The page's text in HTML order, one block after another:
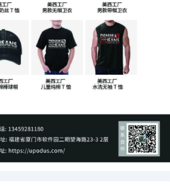
为薄弱或确实实施了侵权行为，在此情
为切实的应对路径。原告通常会在TRO
联系被告，确认被告的和解意向。
业诉讼成本、减少负面声誉影响，避免
正常运营。
身和解底线。在签署和解协议时，需要
署过于严苛的承诺以影响后续经营。同